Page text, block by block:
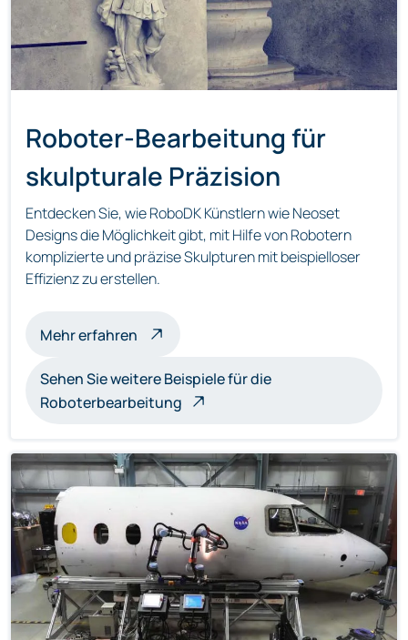
Roboter-Bearbeitung für
skulpturale Präzision
Entdecken Sie, wie RoboDK Künstlern wie Neoset
Designs die Möglichkeit gibt, mit Hilfe von Robotern
komplizierte und präzise Skulpturen mit beispielloser
Effizienz zu erstellen.
Mehr erfahren über roboterbearbeitete Skulpturen
Sehen Sie weitere Beispiele für die
Roboterbearbeitung